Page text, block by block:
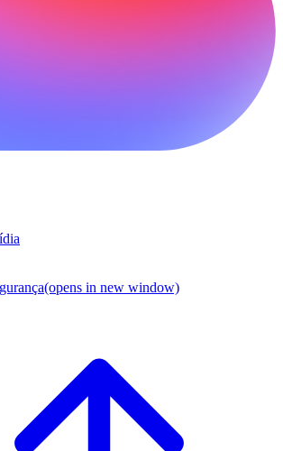
(opens in new window)